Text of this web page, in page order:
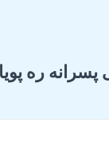
پسرانه ره